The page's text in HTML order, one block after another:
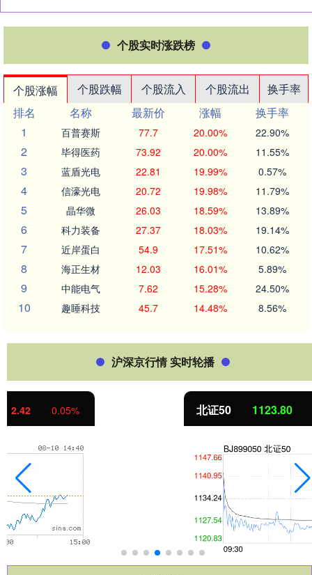
个股实时涨跌榜
个股涨幅 个股跌幅 个股流入 个股流出
换手率
排名
名称 最新价 涨幅
换手率
1
百普赛斯 77.7 20.00% 22.90%
2 毕得医药 73.92 20.00% 11.55%
3 蓝盾光电 22.81 19.99% 0.57%
4 信濠光电 20.72 19.98% 11.79%
5 晶华微 26.03 18.59% 13.89%
6 科力装备 27.37 18.03% 19.14%
7 近岸蛋白 54.9 17.51% 10.62%
8 海正生材 12.03 16.01% 5.89%
9 中能电气 7.62 15.28% 24.50%
10 趣睡科技 45.7 14.48% 8.56%
沪深京行情 实时轮播
北证50 -10.44 -0.92%